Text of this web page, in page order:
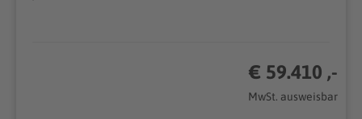
€ 59.410 ,-
MwSt. ausweisbar